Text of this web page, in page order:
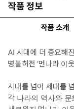
작품 정보
작품 소개
AI 시대에 더 중요해
명불허전 ‘먼나라 이
시대를 넘어 세대를
각 나라의 역사와 문